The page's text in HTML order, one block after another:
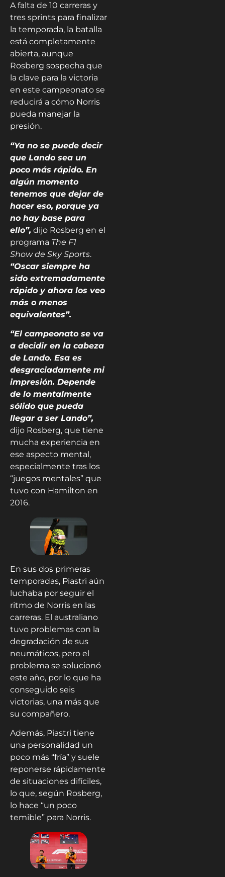
A falta de 10 carreras y
tres sprints para finalizar
la temporada, la batalla
está completamente
abierta, aunque
Rosberg sospecha que
la clave para la victoria
en este campeonato se
reducirá a cómo Norris
pueda manejar la
presión.
“Ya no se puede decir
que Lando sea un
poco más rápido. En
algún momento
tenemos que dejar de
hacer eso, porque ya
no hay base para
ello”, dijo Rosberg en el
programa The F1
Show de Sky Sports.
“Oscar siempre ha
sido extremadamente
rápido y ahora los veo
más o menos
equivalentes”.
“El campeonato se va
a decidir en la cabeza
de Lando. Esa es
desgraciadamente mi
impresión. Depende
de lo mentalmente
sólido que pueda
llegar a ser Lando”,
dijo Rosberg, que tiene
mucha experiencia en
ese aspecto mental,
especialmente tras los
“juegos mentales” que
tuvo con Hamilton en
2016.
En sus dos primeras
temporadas, Piastri aún
luchaba por seguir el
ritmo de Norris en las
carreras. El australiano
tuvo problemas con la
degradación de sus
neumáticos, pero el
problema se solucionó
este año, por lo que ha
conseguido seis
victorias, una más que
su compañero.
Además, Piastri tiene
una personalidad un
poco más “fría” y suele
reponerse rápidamente
de situaciones difíciles,
lo que, según Rosberg,
lo hace “un poco
temible” para Norris.